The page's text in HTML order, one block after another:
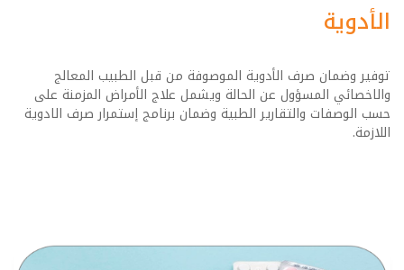
الأدوية
توفير وضمان صرف الأدوية الموصوفة من قبل الطبيب المعالج
والاخصائي المسؤول عن الحالة ويشمل علاج الأمراض المزمنة على
حسب الوصفات والتقارير الطبية وضمان برنامج إستمرار صرف الادوية
اللازمة.